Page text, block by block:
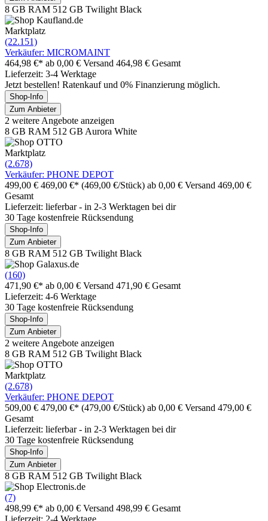
8 GB RAM 512 GB Twilight Black
Marktplatz
(22.151)
Verkäufer: MICROMAINT
464,98 €* ab 0,00 € Versand 464,98 € Gesamt
Lieferzeit: 3-4 Werktage
Jetzt bestellen! Ratenkauf und 0% Finanzierung möglich.
Shop-Info
Zum Anbieter
2 weitere Angebote anzeigen
8 GB RAM 512 GB Aurora White
Marktplatz
(2.678)
Verkäufer: PHONE DEPOT
499,00 € 469,00 €* (469,00 €/Stück) ab 0,00 € Versand 469,00 €
Gesamt
Lieferzeit: lieferbar - in 2-3 Werktagen bei dir
30 Tage kostenfreie Rücksendung
Shop-Info
Zum Anbieter
8 GB RAM 512 GB Twilight Black
(160)
471,90 €* ab 0,00 € Versand 471,90 € Gesamt
Lieferzeit: 4-6 Werktage
30 Tage kostenfreie Rücksendung
Shop-Info
Zum Anbieter
2 weitere Angebote anzeigen
8 GB RAM 512 GB Twilight Black
Marktplatz
(2.678)
Verkäufer: PHONE DEPOT
509,00 € 479,00 €* (479,00 €/Stück) ab 0,00 € Versand 479,00 €
Gesamt
Lieferzeit: lieferbar - in 2-3 Werktagen bei dir
30 Tage kostenfreie Rücksendung
Shop-Info
Zum Anbieter
8 GB RAM 512 GB Twilight Black
(7)
498,99 €* ab 0,00 € Versand 498,99 € Gesamt
Lieferzeit: 2-4 Werktage